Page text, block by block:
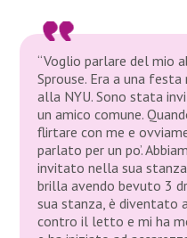
“Voglio parlare del mio
Sprouse. Era a una
alla NYU. Sono stata
un amico comune.
flirtare con me e
parlato per un po’.
invitato nella sua
brilla avendo bevuto 3
sua stanza, è diventato
contro il letto e mi ha